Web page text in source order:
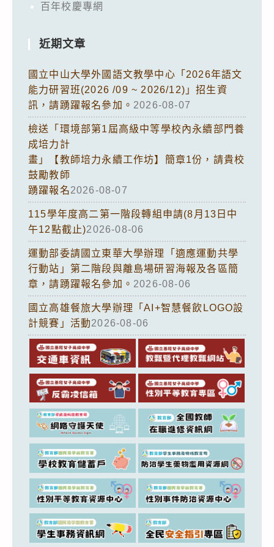
百年校慶專網
近期文章
國立中山大學外國語文教學中心「2026年語文
能力研習班(2026 /09 ~ 2026/12)」招生資
訊，請踴躍報名參加。 2026-08-07
檢送「環境部第1屆高級中等學校內永續部門養
成培力計
畫」【教師培力永續工作坊】簡章1份，請貴校
鼓勵教師
踴躍報名2026-08-07
115學年度高二第一階段轉組申請(8月13日中
午12點截止)2026-08-06
運動部委請國立東華大學辦理「適應運動共學
行動站」第二階段與離島場研習海報及各區簡
章，請踴躍報名參加。 2026-08-06
國立高雄餐旅大學辦理「AI+智慧餐飲LOGO設
計競賽」活動2026-08-06